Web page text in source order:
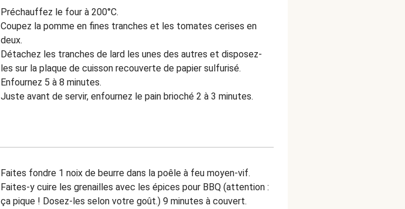
Préchauffez le four à 200°C.
Coupez la pomme en fines tranches et les tomates cerises en
deux.
Détachez les tranches de lard les unes des autres et disposez-
les sur la plaque de cuisson recouverte de papier sulfurisé.
Enfournez 5 à 8 minutes.
Juste avant de servir, enfournez le pain brioché 2 à 3 minutes.
Faites fondre 1 noix de beurre dans la poêle à feu moyen-vif.
Faites-y cuire les grenailles avec les épices pour BBQ (attention :
ça pique ! Dosez-les selon votre goût.) 9 minutes à couvert.